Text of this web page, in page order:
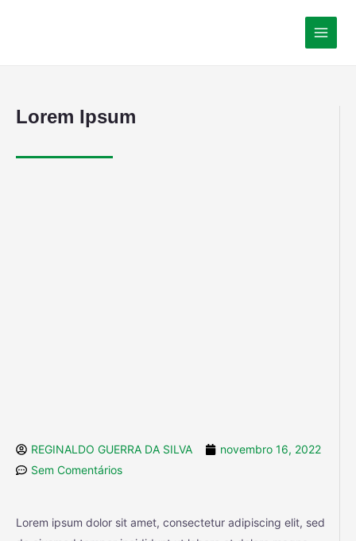
Lorem Ipsum
REGINALDO GUERRA DA SILVA
novembro 16, 2022
Sem Comentários
Lorem ipsum dolor sit amet, consectetur adipiscing elit, sed